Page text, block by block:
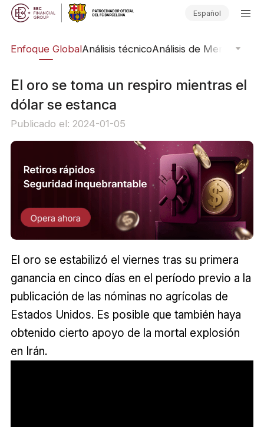
Español
Enfoque GlobalAnálisis técnicoAnálisis de Mercado
El oro se toma un respiro mientras el
dólar se estanca
Publicado el: 2024-01-05
El oro se estabilizó el viernes tras su primera
ganancia en cinco días en el período previo a la
publicación de las nóminas no agrícolas de
Estados Unidos. Es posible que también haya
obtenido cierto apoyo de la mortal explosión
en Irán.